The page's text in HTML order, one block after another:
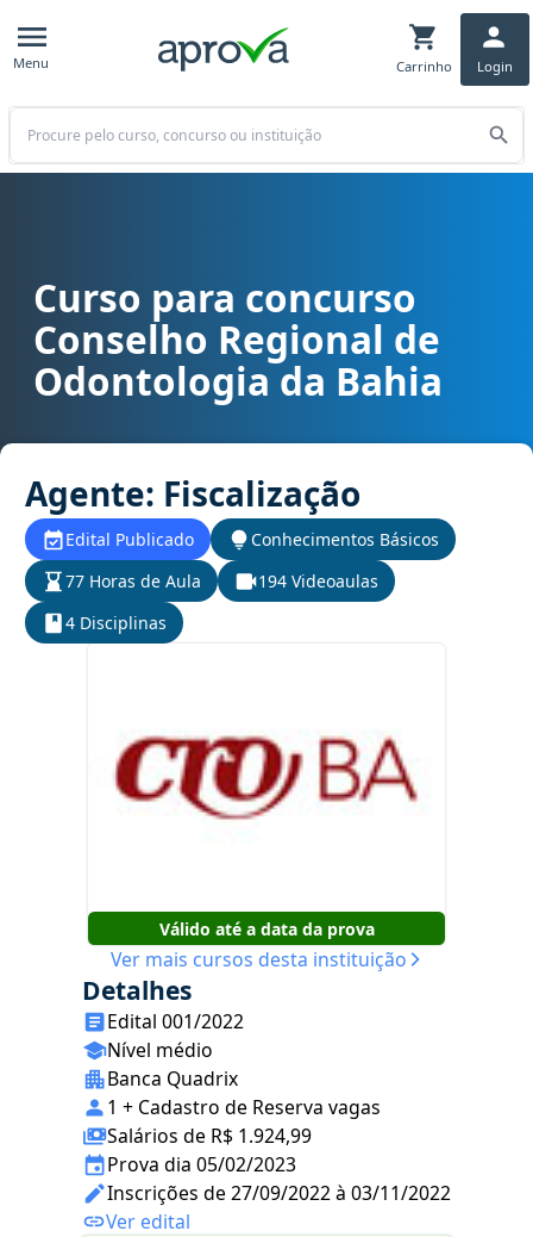
Menu Carrinho Login
Buscar
Curso para concurso CRO BA - Conselho Regional de
Curso para concurso
Conselho Regional de
Odontologia da Bahia
Agente: Fiscalização
Edital Publicado
Conhecimentos Básicos
77 Horas de Aula
194 Videoaulas
4 Disciplinas
Válido até a data da prova
Ver mais cursos desta instituição
Detalhes
Edital 001/2022
Nível médio
Banca Quadrix
1 + Cadastro de Reserva vagas
Salários de R$ 1.924,99
Prova dia 05/02/2023
Inscrições de 27/09/2022 à 03/11/2022
Ver edital